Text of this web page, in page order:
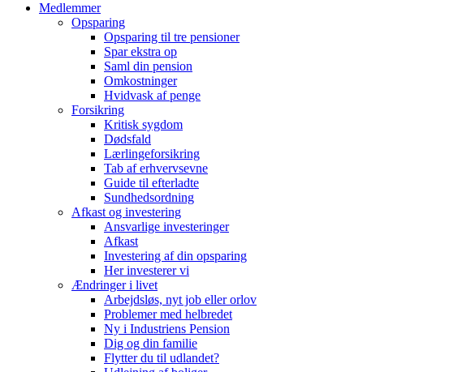
Medlemmer
Opsparing
Opsparing til tre pensioner
Spar ekstra op
Saml din pension
Omkostninger
Hvidvask af penge
Forsikring
Kritisk sygdom
Dødsfald
Lærlingeforsikring
Tab af erhvervsevne
Guide til efterladte
Sundhedsordning
Afkast og investering
Ansvarlige investeringer
Afkast
Investering af din opsparing
Her investerer vi
Ændringer i livet
Arbejdsløs, nyt job eller orlov
Problemer med helbredet
Ny i Industriens Pension
Dig og din familie
Flytter du til udlandet?